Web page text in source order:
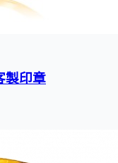
製印章